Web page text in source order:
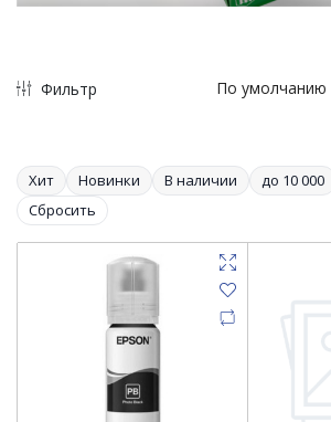
Фильтр По умолчанию
Хит Новинки В наличии до 10 000
Сбросить